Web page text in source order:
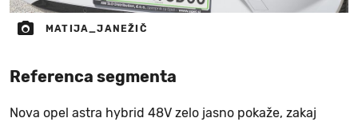
MATIJA_JANEŽIČ
Referenca segmenta
Nova opel astra hybrid 48V zelo jasno pokaže, zakaj